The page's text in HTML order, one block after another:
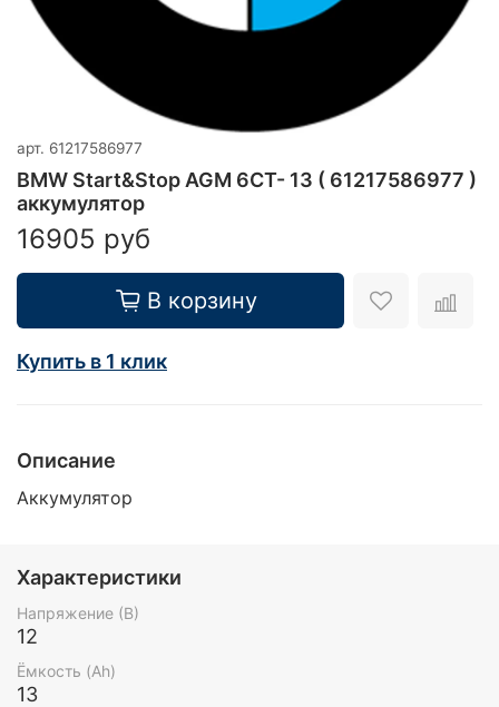
арт. 61217586977
BMW Start&Stop AGM 6СТ- 13 ( 61217586977 )
аккумулятор
16905 руб
В корзину
Купить в 1 клик
Описание
Аккумулятор
Характеристики
Напряжение (В)
12
Ёмкость (Ah)
13